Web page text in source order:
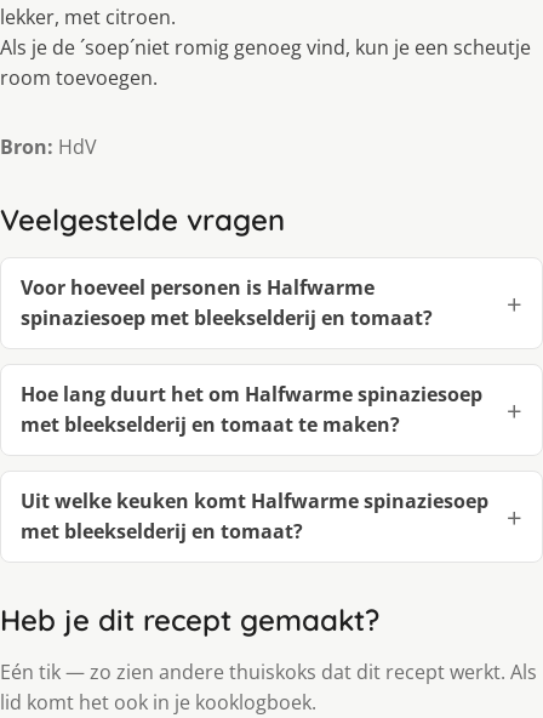
lekker, met citroen.
Als je de ´soep´niet romig genoeg vind, kun je een scheutje
room toevoegen.
Bron: HdV
Veelgestelde vragen
Voor hoeveel personen is Halfwarme
spinaziesoep met bleekselderij en tomaat?
Hoe lang duurt het om Halfwarme spinaziesoep
met bleekselderij en tomaat te maken?
Uit welke keuken komt Halfwarme spinaziesoep
met bleekselderij en tomaat?
Heb je dit recept gemaakt?
Eén tik — zo zien andere thuiskoks dat dit recept werkt. Als
lid komt het ook in je kooklogboek.